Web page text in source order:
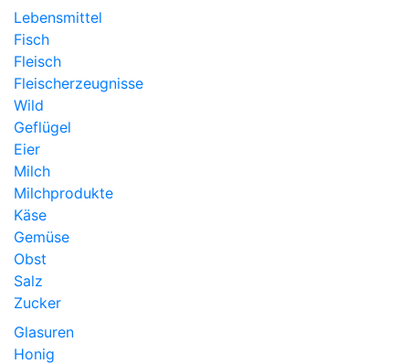
Lebensmittel
Fisch
Fleisch
Fleischerzeugnisse
Wild
Geflügel
Eier
Milch
Milchprodukte
Käse
Gemüse
Obst
Salz
Zucker
Glasuren
Honig